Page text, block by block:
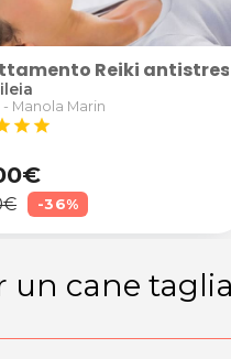
Terzo di Aquileia
corpoReiki
Manola Marin
star star
-36%
cane taglia